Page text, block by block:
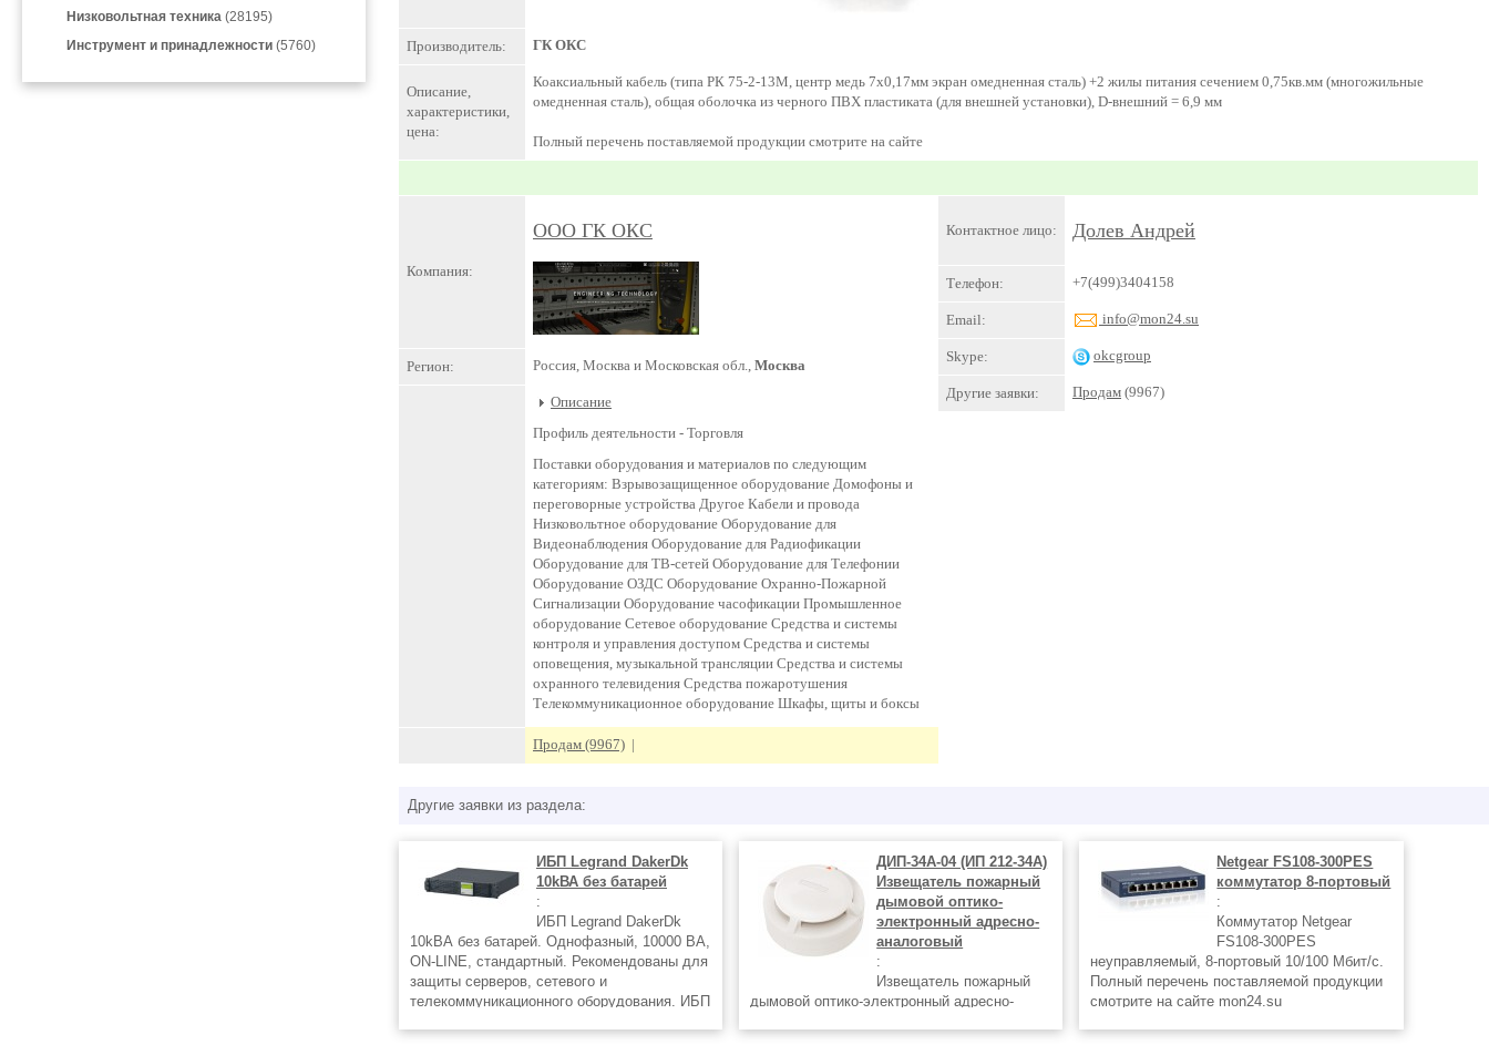
Низковольтная техника (28195)
Инструмент и принадлежности (5760) Производитель: ГК ОКС
Описание,
характеристики,
цена:
Коаксиальный кабель (типа РК 75-2-13М, центр медь 7х0,17мм экран омедненная сталь) +2 жилы питания сечением 0,75кв.мм (многожильные
омедненная сталь), общая оболочка из черного ПВХ пластиката (для внешней установки), D-внешний = 6,9 мм
Полный перечень поставляемой продукции смотрите на сайте
Компания:
ООО ГК ОКС
Регион: Россия, Москва и Московская обл., Москва
Описание
Профиль деятельности - Торговля
Поставки оборудования и материалов по следующим
категориям: Взрывозащищенное оборудование Домофоны и
переговорные устройства Другое Кабели и провода
Низковольтное оборудование Оборудование для
Видеонаблюдения Оборудование для Радиофикации
Оборудование для ТВ-сетей Оборудование для Телефонии
Оборудование ОЗДС Оборудование Охранно-Пожарной
Сигнализации Оборудование часофикации Промышленное
оборудование Сетевое оборудование Средства и системы
контроля и управления доступом Средства и системы
оповещения, музыкальной трансляции Средства и системы
охранного телевидения Средства пожаротушения
Телекоммуникационное оборудование Шкафы, щиты и боксы
Продам (9967) |
Контактное лицо: Долев Андрей
Телефон: +7(499)3404158
Email: info@mon24.su
Skype: okcgroup
Другие заявки: Продам (9967)
Другие заявки из раздела:
ИБП Legrand DakerDk
10kВА без батарей
:
ИБП Legrand DakerDk
10kВА без батарей. Однофазный, 10000 ВА,
ON-LINE, стандартный. Рекомендованы для
защиты серверов, сетевого и
телекоммуникационного оборудования. ИБП
ДИП-34А-04 (ИП 212-34А)
Извещатель пожарный
дымовой оптико-
электронный адресно-
аналоговый
:
Извещатель пожарный
дымовой оптико-электронный адресно-
Netgear FS108-300PES
коммутатор 8-портовый
:
Коммутатор Netgear
FS108-300PES
неуправляемый, 8-портовый 10/100 Мбит/с.
Полный перечень поставляемой продукции
смотрите на сайте mon24.su